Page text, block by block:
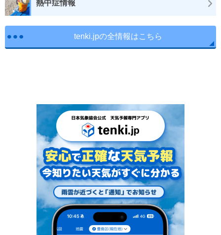
熱中症情報
tenki.jpの全情報はこちら